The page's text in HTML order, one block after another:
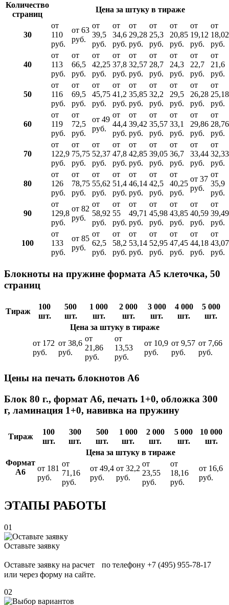
Количество
страниц
Цена за штуку в тираже
30
от
110
руб.
от 63
руб.
от
39,5
руб.
от
34,6
руб.
от
29,28
руб.
от
25,3
руб.
от
20,85
руб.
от
19,12
руб.
от
18,02
руб.
40
от
113
руб.
от
66,5
руб.
от
42,25
руб.
от
37,8
руб.
от
32,57
руб.
от
28,7
руб.
от
24,3
руб.
от
22,7
руб.
от
21,6
руб.
50
от
116
руб.
от
69,5
руб.
от
45,75
руб.
от
41,2
руб.
от
35,85
руб.
от
32,2
руб.
от
29,5
руб.
от
26,28
руб.
от
25,18
руб.
60
от
119
руб.
от
72,5
руб.
от 49
руб.
от
44,4
руб.
от
39,42
руб.
от
35,57
руб.
от
33,1
руб.
от
29,86
руб.
от
28,76
руб.
70
от
122,9
руб.
от
75,75
руб.
от
52,37
руб.
от
47,8
руб.
от
42,85
руб.
от
39,05
руб.
от
36,7
руб.
от
33,44
руб.
от
32,33
руб.
80
от
126
руб.
от
78,75
руб.
от
55,62
руб.
от
51,4
руб.
от
46,14
руб.
от
42,5
руб.
от
40,25
руб.
от 37
руб.
от
35,9
руб.
90
от
129,8
руб.
от 82
руб.
от
58,92
руб.
от
55
руб.
от
49,71
руб.
от
45,98
руб.
от
43,85
руб.
от
40,59
руб.
от
39,49
руб.
100
от
133
руб.
от 85
руб.
от
62,5
руб.
от
58,2
руб.
от
53,14
руб.
от
52,95
руб.
от
47,45
руб.
от
44,18
руб.
от
43,07
руб.
Блокноты на пружине формата А5 клеточка, 50
страниц
Тираж
100
шт.
500
шт.
1 000
шт.
2 000
шт.
3 000
шт.
4 000
шт.
5 000
шт.
Цена за штуку в тираже
от 172
руб.
от 38,6
руб.
от
21,86
руб.
от
13,53
руб.
от 10,9
руб.
от 9,57
руб.
от 7,66
руб.
Цены на печать блокнотов А6
Блок 80 г., формат А6, печать 1+0, обложка 300
г, ламинация 1+0, навивка на пружину
Тираж
100
шт.
300
шт.
500
шт.
1 000
шт.
2 000
шт.
5 000
шт.
10 000
шт.
Формат
А6
Цена за штуку в тираже
от 181
руб.
от
71,16
руб.
от 49,4
руб.
от 32,2
руб.
от
23,55
руб.
от
18,16
руб.
от 16,6
руб.
ЭТАПЫ РАБОТЫ
01
Оставьте заявку
Оставьте заявку на расчет по телефону +7 (495) 955-78-17
или через форму на сайте.
02